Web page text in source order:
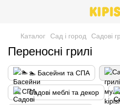
Каталог Сад і город Садові
Переносні грилі
🏊 Басейни та СПА
Садові меблі та декор